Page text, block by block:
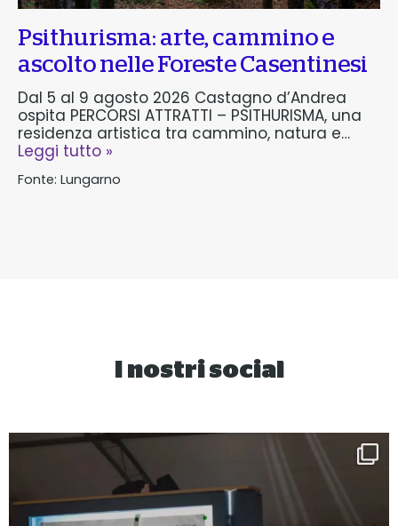
Psithurisma: arte, cammino e
ascolto nelle Foreste Casentinesi
Dal 5 al 9 agosto 2026 Castagno d’Andrea
ospita PERCORSI ATTRATTI – PSITHURISMA, una
residenza artistica tra cammino, natura e…
Leggi tutto »
Fonte: Lungarno
I nostri social